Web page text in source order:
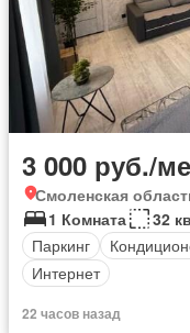
3 000 руб./
Смоленская
1 Комната
32
Паркинг
Интернет
22 часов назад